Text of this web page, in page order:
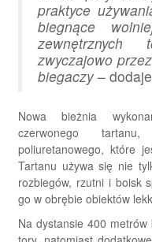
praktyce
biegnące
zwyczajowo
biegaczy–
Nowa bieżnia
czerwonego
poliuretanowego, które
Tartanu używa się nie
rozbiegów, rzutni i boisk
go w obrębie obiektów
Na dystansie 400 metrów